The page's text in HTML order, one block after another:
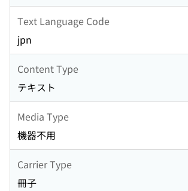
Text Language Code
jpn
Content Type
テキスト
Media Type
機器不用
Carrier Type
冊子